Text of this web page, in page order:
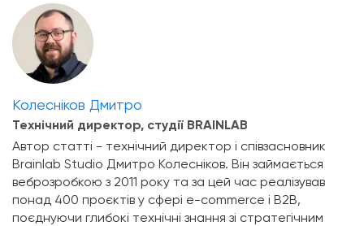
Колесніков Дмитро
Технічний директор, студії BRAINLAB
Автор статті - технічний директор і співзасновник
Brainlab Studio Дмитро Колесніков. Він займається
веброзробкою з 2011 року та за цей час реалізував
понад 400 проєктів у сфері e-commerce і B2B,
поєднуючи глибокі технічні знання зі стратегічним